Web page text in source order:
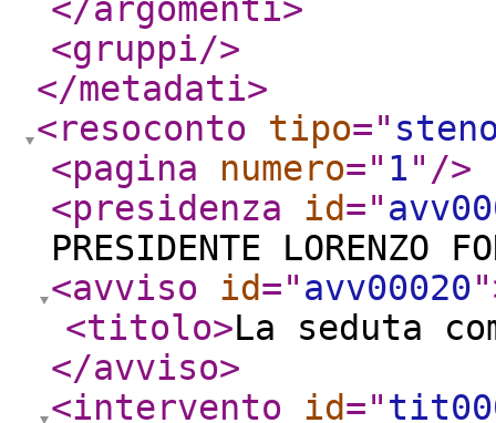
</argomenti>
<gruppi/>
</metadati>
<resoconto
tipo="
<pagina
numero=" 1" />
<presidenza
id="
PRESIDENTE LORENZO
<avviso
id="avv00020"
<titolo>La seduta
</avviso>
<intervento
id="